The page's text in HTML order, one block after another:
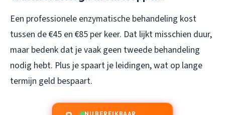
Een professionele enzymatische behandeling kost
tussen de €45 en €85 per keer. Dat lijkt misschien duur,
maar bedenk dat je vaak geen tweede behandeling
nodig hebt. Plus je spaart je leidingen, wat op lange
termijn geld bespaart.